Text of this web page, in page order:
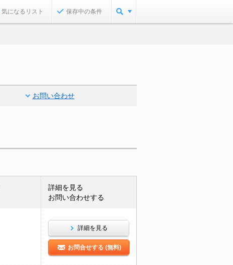
気になるリスト 保存中の条件
お問い合わせ
詳細を見る
お問い合わせする
詳細を見る
お問合せする (無料)